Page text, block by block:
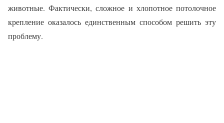
животные. Фактически, сложное и хлопотное потолочное
крепление оказалось единственным способом решить эту
проблему.